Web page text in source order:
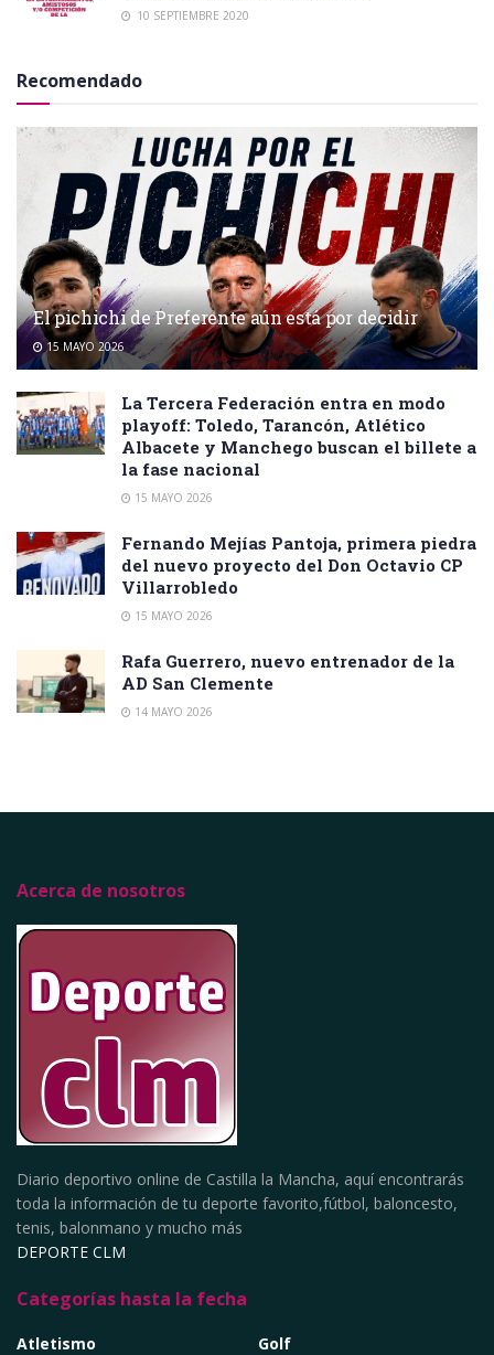
10 SEPTIEMBRE 2020
Recomendado
El pichichi de Preferente aún está por decidir
15 MAYO 2026
La Tercera Federación entra en modo
playoff: Toledo, Tarancón, Atlético
Albacete y Manchego buscan el billete a
la fase nacional
15 MAYO 2026
Fernando Mejías Pantoja, primera piedra
del nuevo proyecto del Don Octavio CP
Villarrobledo
15 MAYO 2026
Rafa Guerrero, nuevo entrenador de la
AD San Clemente
14 MAYO 2026
Acerca de nosotros
Diario deportivo online de Castilla la Mancha, aquí encontrarás
toda la información de tu deporte favorito,fútbol, baloncesto,
tenis, balonmano y mucho más
DEPORTE CLM
Categorías hasta la fecha
Atletismo
Golf